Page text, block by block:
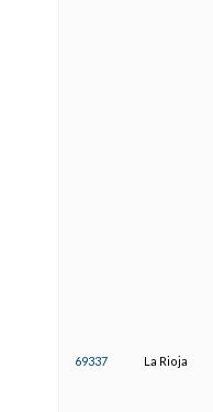
69337 La Rioja